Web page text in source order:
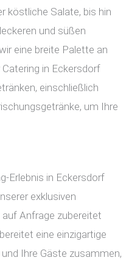
köstliche Salate, bis hin
und süßen
eine breite Palette an
in Eckersdorf
einschließlich
um Ihre
Erlebnis in Eckersdorf
exklusiven
Anfrage zubereitet
eine einzigartige
Ihre Gäste zusammen,